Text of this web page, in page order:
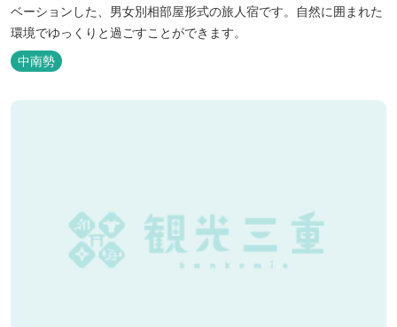
ベーションした、男女別相部屋形式の旅人宿です。自然に囲まれた
環境でゆっくりと過ごすことができます。
中南勢